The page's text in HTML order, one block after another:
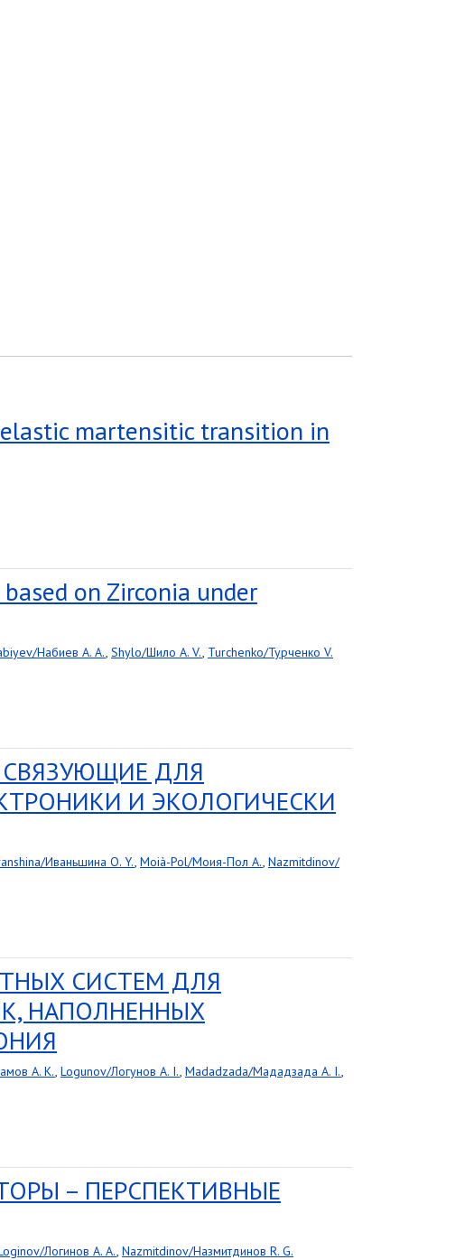
martensitic transition in
on Zirconia under
Набиев A. A., Shylo/Шило A. V., Turchenko/Турченко V.
СВЯЗУЮЩИЕ ДЛЯ
И ЭКОЛОГИЧЕСКИ
Иваньшина O. Y., Moià-Pol/Моия-Пол A., Nazmitdinov/
СИСТЕМ ДЛЯ
НАПОЛНЕННЫХ
A. K., Logunov/Логунов A. I., Madadzada/Мададзада A. I.,
– ПЕРСПЕКТИВНЫЕ
Логинов A. A., Nazmitdinov/Назмитдинов R. G.